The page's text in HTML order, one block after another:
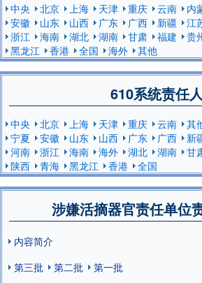
中央 北京 上海 天津 重庆 云南 内
安徽
山东 山西 广东 广西 新疆 江
浙江
海南 湖北 湖南 甘肃 福建 贵
黑龙江
香港 全国 海外 其他
610系统责任人
中央 北京 上海 天津 重庆 云南 其
宁夏
安徽 山东 山西 广东 广西 新
河南
浙江 海南 海外 湖北 湖南 甘
陕西
青海 黑龙江 香港 全国
涉嫌活摘器官责任单位
内容简介
第三批
第二批 第一批